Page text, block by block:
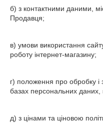
б) з контактними даними,
Продавця;
в) умови використання
роботу інтернет-магазину;
г) положення про обробку
базах персональних
д) з цінами та ціновою